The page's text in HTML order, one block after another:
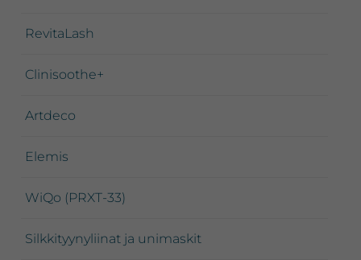
RevitaLash
Clinisoothe+
Artdeco
Elemis
WiQo (PRXT-33)
Silkkityynyliinat ja unimaskit